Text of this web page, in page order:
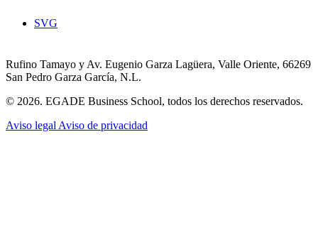
SVG
Rufino Tamayo y Av. Eugenio Garza Lagüera, Valle Oriente, 66269
San Pedro Garza García, N.L.
© 2026. EGADE Business School, todos los derechos reservados.
Aviso legal Aviso de privacidad